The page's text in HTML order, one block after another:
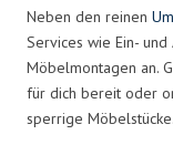
Neben den reinen
Services wie Ein-
Möbelmontagen an.
für dich bereit oder
sperrige Möbelstücke.